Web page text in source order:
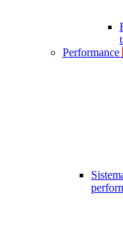
Performance